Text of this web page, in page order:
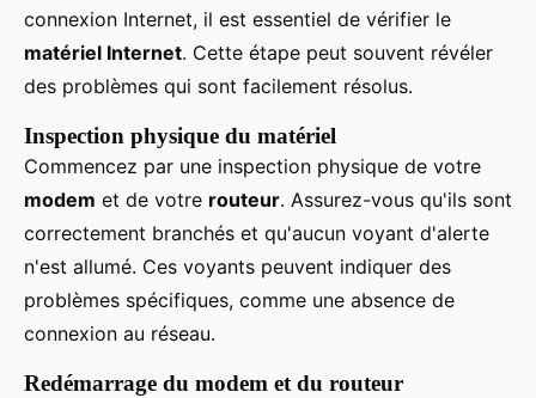
connexion Internet, il est essentiel de vérifier le
matériel Internet. Cette étape peut souvent révéler
des problèmes qui sont facilement résolus.
Inspection physique du matériel
Commencez par une inspection physique de votre
modem et de votre routeur. Assurez-vous qu'ils sont
correctement branchés et qu'aucun voyant d'alerte
n'est allumé. Ces voyants peuvent indiquer des
problèmes spécifiques, comme une absence de
connexion au réseau.
Redémarrage du modem et du routeur